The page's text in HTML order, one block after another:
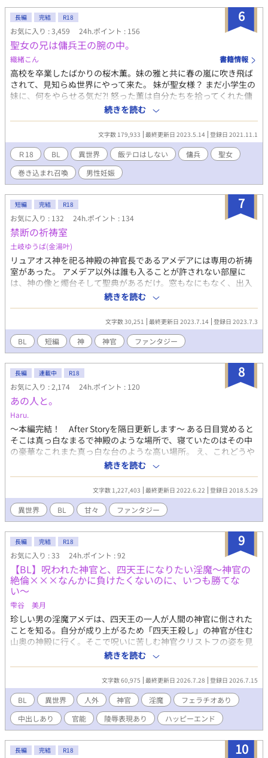
辱したアンジェロのことを嫌う護衛件監視役の神殿騎士ノルンに
引き連れられ、前線へと放り込まれたアンジェロ。 魔力はへっぽ
こだが、前世での知識もフル活用し、前線で戦う屈強な男達の体
に心をときめかせながら頑張る日々。 しかし、アンジェロの背中
には秘密があり、その秘密に触れた瞬間、大きな闇がアンジェロ
を襲う。 転生したアンジェロの隠された過去。 そして、悪役令息
という噂もあり冷遇され、過酷な前線での生死をかけた日々に立
ち向かうアンジェロ。 そんなアンジェロを見守り続ける神殿騎士
ノルンは、徐々に気持ちが変化していき……。 真面目な仏頂面の
神殿騎士✖︎悪役令息に転生したビッチ ✳︎総受けではありません。
主人公はビッチだけれど固定CPです。 魔法や呪いなどがある異世
界BLです。
6
長編 完結 R18
お気に入り : 3,459 24h.ポイント : 156
聖女の兄は傭兵王の腕の中。
織緒こん 書籍情報
高校を卒業したばかりの桜木薫。妹の雅と共に春の嵐に吹き飛ば
されて、見知らぬ世界にやって来た。 妹が聖女様？ まだ小学生の
妹に、何をやらせる気だ⁈ 怒った薫は自分たちを拾ってくれた傭
兵団で身をひそめつつ、雅を神殿から隠すことにした。 傭兵団の
賄い夫として働きつつ、少しずつ異世界に馴染んで行く桜木兄妹
は次第にこの傭兵団がワケアリであることを知っていく。そして
傭兵団を率いる副団長の為人も⋯⋯。 豪快な傭兵 × オカン少
年 ⁂ ⁂ ⁂ ⁂ ⁂ この作品はR18要素を含みます。『えっち
はえっちに書こう』がモットーです。該当部分には『✳︎』を付け
ますので十八歳未満のお嬢様、えちえちが苦手な方は『✳︎』を目
安にご自衛ください。
続きを読む
文字数 179,933 最終更新日 2023.5.14 登録日 2021.11.1
Ｒ18 BL 異世界 飯テロはしない 傭兵
聖女
巻き込まれ召喚
男性妊娠
7
短編 完結 R18
お気に入り : 132 24h.ポイント : 134
禁断の祈祷室
土岐ゆうば(金湯叶)
リュアオス神を祀る神殿の神官長であるアメデアには専用の祈祷
室があった。 アメデア以外は誰も入ることが許されない部屋に
は、神の像と燭台そして聖典があるだけ。窓もなにもなく、出入
口は木の扉一つ。扉の前には護衛が待機しており、アメデア以外
は誰もいない。 それなのに祈祷が終わると、アメデアの体には情
交の痕がある。アメデアの聖痕は濃く輝き、その強力な神聖力に
よって人々を助ける。 救済のために神は神官を抱くのか。 それと
も愛したがゆえに彼を抱くのか。 神×神官の許された神秘的な夜
の話。 ※小説家になろう(ムーンライトノベルズ)でも掲載してい
ます。
続きを読む
文字数 30,251 最終更新日 2023.7.14 登録日 2023.7.3
BL 短編 神 神官 ファンタジー
8
長編 連載中 R18
お気に入り : 2,174 24h.ポイント : 120
あの人と。
Haru.
〜本編完結！ After Storyを隔日更新します〜 ある日目覚めると
そこは真っ白なまるで神殿のような場所で、寝ていたのはその中
の豪華なこれまた真っ白な台のような高い場所。 え、これどうや
って降りるの……？ と思っていれば神殿(仮)にお爺さんが入って
きて──？ 基本主人公視点で進みます （それ以外は題名にてお知
らせ） 登場人物一覧追加しました そのうち増えます 初回の方は
ネタバレにご注意ください お月様にも掲載中 異世界トリップ/男
しかいない世界/男体妊娠/いずれR指定あるかも/R指定描写入る場
合予告なし/ご都合主義
続きを読む
文字数 1,227,403 最終更新日 2022.6.22 登録日 2018.5.29
異世界 BL 甘々 ファンタジー
9
長編 完結 R18
お気に入り : 33 24h.ポイント : 92
【BL】呪われた神官と、四天王になりたい淫魔〜神官の
絶倫×××なんかに負けたくないのに、いつも勝てな
い〜
雫谷 美月
珍しい男の淫魔アメデは、四天王の一人が人間の神官に倒された
ことを知る。自分が成り上がるため「四天王殺し」の神官が住む
山奥の神殿に行く。そこで呪いに苦しむ神官クリストフの姿を見
つける。得意の炎魔術でクリストフを殺そうとするアメデ。だが
炎魔術は封じられてしまい、アメデはクリストフに陵辱されてし
まう。クリストフは死ぬ間際の四天王から呪いをかけられてい
た。その呪いは、夜になると抑えきれない獣じみた性欲があふれ
出る呪いだった。 「絶対にあの神官を殺して、四天王になってや
る！」 呪いにかかった人間の神官（攻）×絶対に四天王になりた
いセックスに弱すぎる淫魔（受） ※エロがある話は、タイトルの
末尾に※がつきます。 ※ムーンライトノベルズさんからの転載
です。
続きを読む
文字数 60,975 最終更新日 2026.7.28 登録日 2026.7.15
BL 異世界 人外 神官 淫魔
フェラチオあり
中出しあり
官能 陵辱表現あり ハッピーエンド
10
長編 完結 R18